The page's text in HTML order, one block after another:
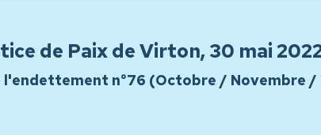
de Paix de Virton, 30 mai
l'endettement n°76 (Octobre / Novembre /